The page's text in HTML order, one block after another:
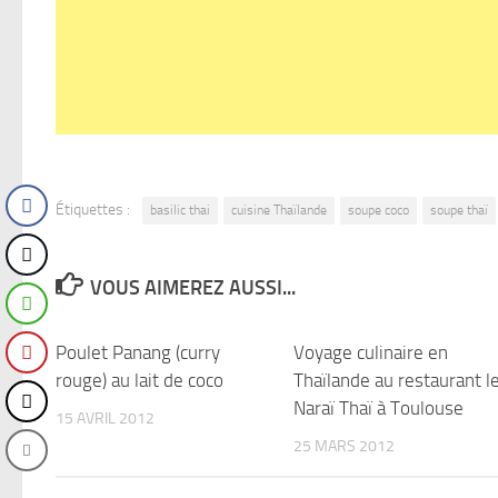
Étiquettes : basilic thai cuisine Thaïlande soupe coco soupe thaï
VOUS AIMEREZ AUSSI...
Poulet Panang (curry
rouge) au lait de coco
15 AVRIL 2012
Voyage culinaire en
Thaïlande au restaurant
Naraï Thaï à Toulouse
25 MARS 2012